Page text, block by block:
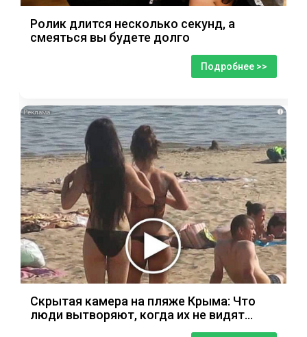
Ролик длится несколько секунд, а
смеяться вы будете долго
Подробнее >>
i
Скрытая камера на пляже Крыма: Что
люди вытворяют, когда их не видят...